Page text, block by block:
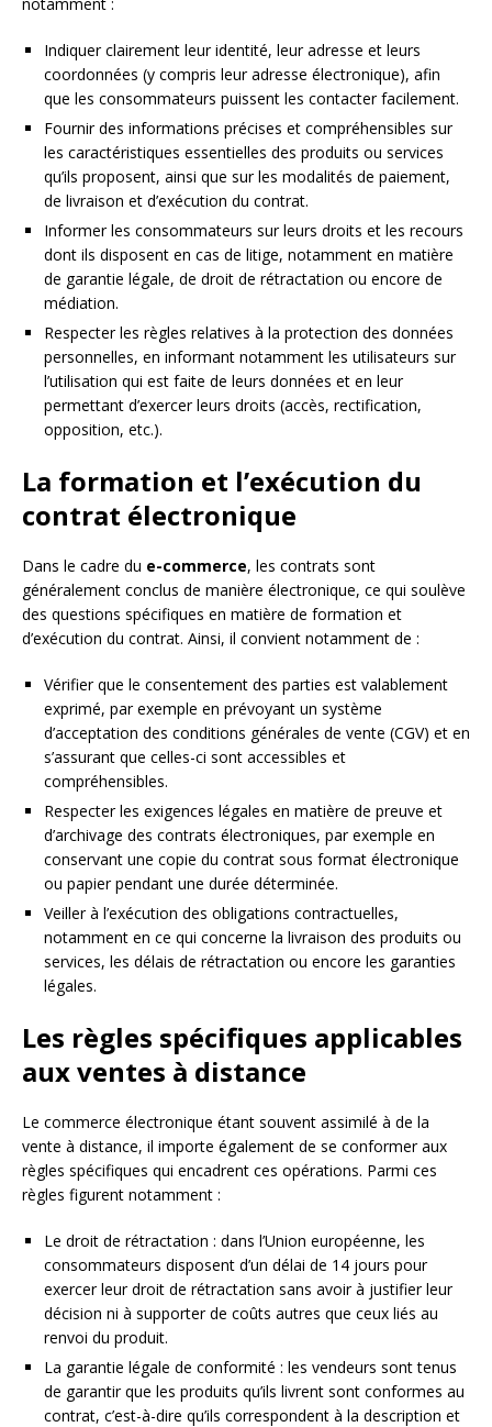
Indiquer clairement leur identité, leur adresse et leurs
coordonnées (y compris leur adresse électronique), afin
que les consommateurs puissent les contacter facilement.
Fournir des informations précises et compréhensibles sur
les caractéristiques essentielles des produits ou services
qu’ils proposent, ainsi que sur les modalités de paiement,
de livraison et d’exécution du contrat.
Informer les consommateurs sur leurs droits et les recours
dont ils disposent en cas de litige, notamment en matière
de garantie légale, de droit de rétractation ou encore de
médiation.
Respecter les règles relatives à la protection des données
personnelles, en informant notamment les utilisateurs sur
l’utilisation qui est faite de leurs données et en leur
permettant d’exercer leurs droits (accès, rectification,
opposition, etc.).
La formation et l’exécution du
contrat électronique
Dans le cadre du e-commerce, les contrats sont
généralement conclus de manière électronique, ce qui soulève
des questions spécifiques en matière de formation et
d’exécution du contrat. Ainsi, il convient notamment de :
Vérifier que le consentement des parties est valablement
exprimé, par exemple en prévoyant un système
d’acceptation des conditions générales de vente (CGV) et en
s’assurant que celles-ci sont accessibles et
compréhensibles.
Respecter les exigences légales en matière de preuve et
d’archivage des contrats électroniques, par exemple en
conservant une copie du contrat sous format électronique
ou papier pendant une durée déterminée.
Veiller à l’exécution des obligations contractuelles,
notamment en ce qui concerne la livraison des produits ou
services, les délais de rétractation ou encore les garanties
légales.
Les règles spécifiques applicables
aux ventes à distance
Le commerce électronique étant souvent assimilé à de la
vente à distance, il importe également de se conformer aux
règles spécifiques qui encadrent ces opérations. Parmi ces
règles figurent notamment :
Le droit de rétractation : dans l’Union européenne, les
consommateurs disposent d’un délai de 14 jours pour
exercer leur droit de rétractation sans avoir à justifier leur
décision ni à supporter de coûts autres que ceux liés au
renvoi du produit.
La garantie légale de conformité : les vendeurs sont tenus
de garantir que les produits qu’ils livrent sont conformes au
contrat, c’est-à-dire qu’ils correspondent à la description et